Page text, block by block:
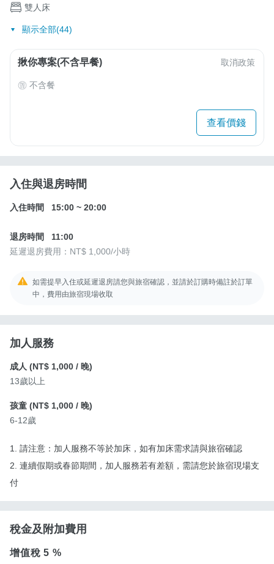
雙人床
顯示全部(44)
揪你專案(不含早餐) 取消政策
不含餐
查看價錢
入住與退房時間
入住時間 15:00 ~ 20:00
退房時間
11:00
延遲退房費用： NT$ 1,000/小時
如需提早入住或延遲退房請您與旅宿確認，並請於訂購時備註於訂單
中，費用由旅宿現場收取
加人服務
成人 (NT$ 1,000 / 晚)
13歲以上
孩童 (NT$ 1,000 / 晚)
6-12歲
1. 請注意：加人服務不等於加床，如有加床需求請與旅宿確認
2. 連續假期或春節期間，加人服務若有差額，需請您於旅宿現場支
付
稅金及附加費用
增值稅5 %